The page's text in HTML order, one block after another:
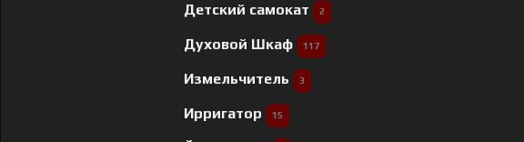
Детский самокат 2
Духовой Шкаф 117
Измельчитель 3
Ирригатор 15